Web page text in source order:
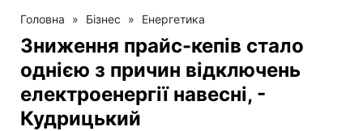
Головна » Бізнес » Енергетика
Зниження прайс-кепів стало
однією з причин відключень
електроенергії навесні, -
Кудрицький